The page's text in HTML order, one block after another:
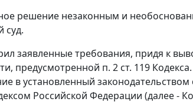
решение незаконным и
суд.
заявленные требования, придя к
предусмотренной п. 2 ст. 119
в установленный законодательством
Российской Федерации (далее -